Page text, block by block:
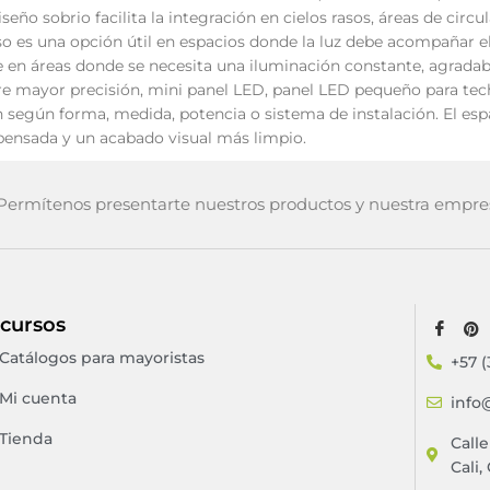
sobrio facilita la integración en cielos rasos, áreas de
es una opción útil en espacios donde la luz debe acompañar
en áreas donde se necesita una iluminación constante,
mayor precisión, mini panel LED, panel LED pequeño para
forma, medida, potencia o sistema de instalación. El
y un acabado visual más limpio.
presentarte nuestros productos y nuestra
para mayoristas
cuenta
+57
Cali,